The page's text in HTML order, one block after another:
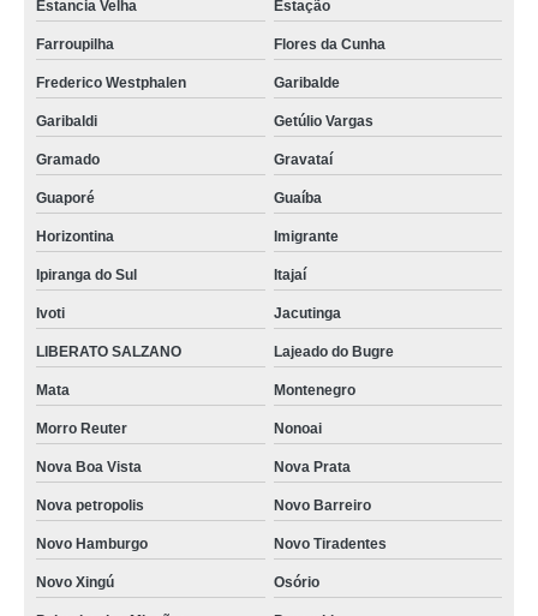
Estancia Velha Estação
Farroupilha Flores da Cunha
Frederico Westphalen Garibalde
Garibaldi Getúlio Vargas
Gramado Gravataí
Guaporé Guaíba
Horizontina Imigrante
Ipiranga do Sul Itajaí
Ivoti Jacutinga
LIBERATO SALZANO Lajeado do Bugre
Mata Montenegro
Morro Reuter Nonoai
Nova Boa Vista Nova Prata
Nova petropolis Novo Barreiro
Novo Hamburgo Novo Tiradentes
Novo Xingú Osório